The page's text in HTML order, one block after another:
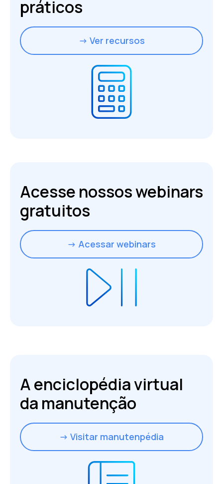
práticos
→ Ver recursos
Acesse nossos webinars
gratuitos
→ Acessar webinars
A enciclopédia virtual
da manutenção
→ Visitar manutenpédia